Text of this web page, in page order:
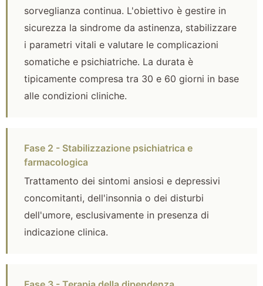
sorveglianza continua. L'obiettivo è gestire in
sicurezza la sindrome da astinenza, stabilizzare
i parametri vitali e valutare le complicazioni
somatiche e psichiatriche. La durata è
tipicamente compresa tra 30 e 60 giorni in base
alle condizioni cliniche.
Fase 2 - Stabilizzazione psichiatrica e
farmacologica
Trattamento dei sintomi ansiosi e depressivi
concomitanti, dell'insonnia o dei disturbi
dell'umore, esclusivamente in presenza di
indicazione clinica.